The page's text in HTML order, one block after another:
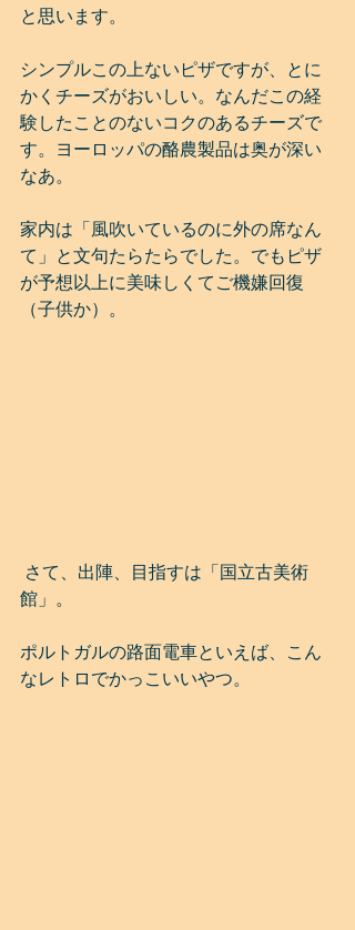
と思います。
シンプルこの上ないピザですが、とに
かくチーズがおいしい。なんだこの経
験したことのないコクのあるチーズで
す。ヨーロッパの酪農製品は奥が深い
なあ。
家内は「風吹いているのに外の席なん
て」と文句たらたらでした。でもピザ
が予想以上に美味しくてご機嫌回復
（子供か）。
館」。
ポルトガルの路面電車といえば、こん
なレトロでかっこいいやつ。